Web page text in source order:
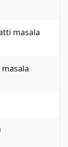
masala